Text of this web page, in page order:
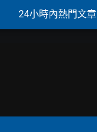
24小時內熱門文章